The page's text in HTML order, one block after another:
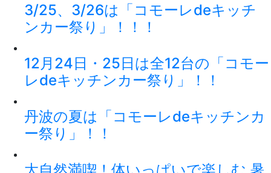
3/25、3/26は「コモーレdeキッチ
ンカー祭り」！！！
12月24日・25日は全12台の「コモー
レdeキッチンカー祭り」！！
丹波の夏は「コモーレdeキッチンカ
ー祭り」！！